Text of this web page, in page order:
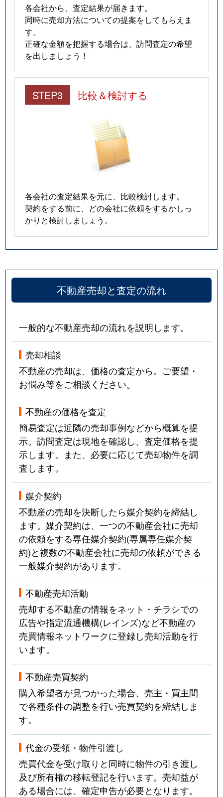
各会社から、査定結果が届きます。
同時に売却方法についての提案をしてもらえま
す。
正確な金額を把握する場合は、訪問査定の希望
を出しましょう！
STEP3 比較＆検討する
各会社の査定結果を元に、比較検討します。
契約をする前に、どの会社に依頼をするかしっ
かりと検討しましょう。
不動産売却と査定の流れ
一般的な不動産売却の流れを説明します。
売却相談
不動産の売却は、価格の査定から。ご要望・
お悩み等をご相談ください。
不動産の価格を査定
簡易査定は近隣の売却事例などから概算を提
示。訪問査定は現地を確認し、査定価格を提
示します。また、必要に応じて売却物件を調
査します。
媒介契約
不動産の売却を決断したら媒介契約を締結し
ます。媒介契約は、一つの不動産会社に売却
の依頼をする専任媒介契約(専属専任媒介契
約)と複数の不動産会社に売却の依頼ができる
一般媒介契約があります。
不動産売却活動
売却する不動産の情報をネット・チラシでの
広告や指定流通機構(レインズ)など不動産の
売買情報ネットワークに登録し売却活動を行
います。
不動産売買契約
購入希望者が見つかった場合、売主・買主間
で各種条件の調整を行い売買契約を締結しま
す。
代金の受領・物件引渡し
売買代金を受け取りと同時に物件の引き渡し
及び所有権の移転登記を行います。売却益が
ある場合には、確定申告が必要となります。